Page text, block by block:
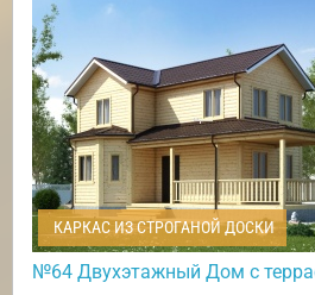
КАРКАС ИЗ СТРОГАНОЙ ДОСКИ
№64 Двухэтажный Дом с